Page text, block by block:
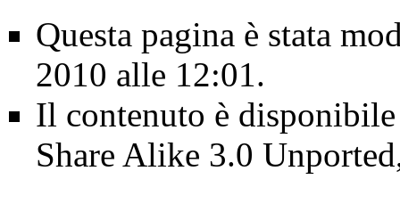
Questa pagina è stata
2010 alle 12:01.
Il contenuto è
Share Alike 3.0 Unported